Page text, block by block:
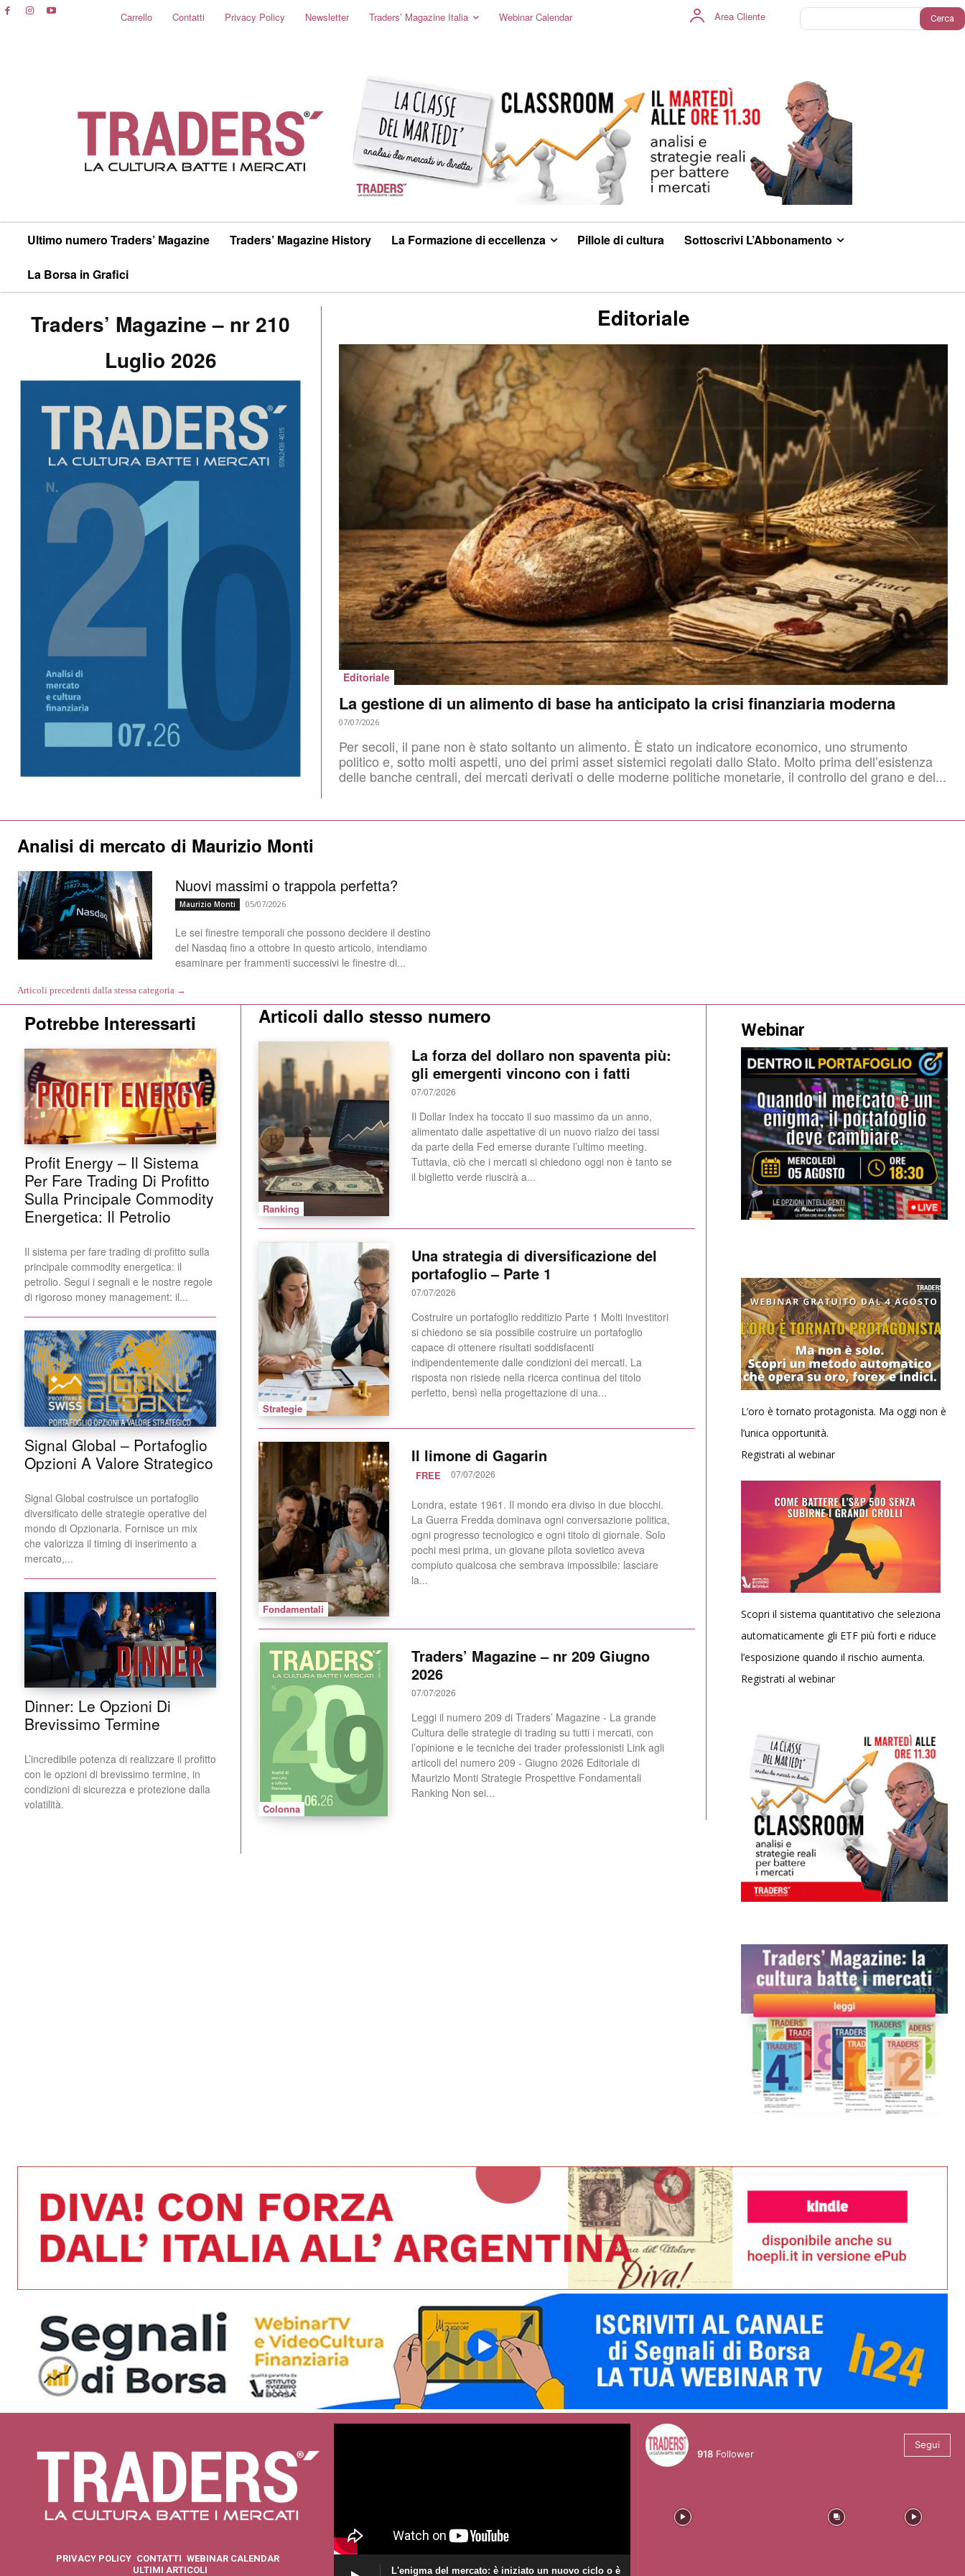
Carrello Contatti Privacy Policy Newsletter Traders’ Magazine Italia Webinar Calendar Area Cliente Cerca
Ultimo numero Traders’ Magazine Traders’ Magazine History La Formazione di eccellenza Pillole di cultura Sottoscrivi L’Abbonamento
La Borsa in Grafici
Traders’ Magazine – nr 210
Luglio 2026
Editoriale
Editoriale
La gestione di un alimento di base ha anticipato la crisi finanziaria moderna
07/07/2026
Per secoli, il pane non è stato soltanto un alimento. È stato un indicatore economico, uno strumento
politico e, sotto molti aspetti, uno dei primi asset sistemici regolati dallo Stato. Molto prima dell’esistenza
delle banche centrali, dei mercati derivati o delle moderne politiche monetarie, il controllo del grano e del...
Analisi di mercato di Maurizio Monti
Nuovi massimi o trappola perfetta?
Maurizio Monti 05/07/2026
Le sei finestre temporali che possono decidere il destino
del Nasdaq fino a ottobre In questo articolo, intendiamo
esaminare per frammenti successivi le finestre di...
Articoli precedenti dalla stessa categoria →
Potrebbe Interessarti
Profit Energy – Il Sistema
Per Fare Trading Di Profitto
Sulla Principale Commodity
Energetica: Il Petrolio
Il sistema per fare trading di profitto sulla
principale commodity energetica: il
petrolio. Segui i segnali e le nostre regole
di rigoroso money management: il...
Signal Global – Portafoglio
Opzioni A Valore Strategico
Signal Global costruisce un portafoglio
diversificato delle strategie operative del
mondo di Opzionaria. Fornisce un mix
che valorizza il timing di inserimento a
mercato,...
Dinner: Le Opzioni Di
Brevissimo Termine
L’incredibile potenza di realizzare il profitto
con le opzioni di brevissimo termine, in
condizioni di sicurezza e protezione dalla
volatilità.
Articoli dallo stesso numero
Ranking
La forza del dollaro non spaventa più:
gli emergenti vincono con i fatti
07/07/2026
Il Dollar Index ha toccato il suo massimo da un anno,
alimentato dalle aspettative di un nuovo rialzo dei tassi
da parte della Fed emerse durante l’ultimo meeting.
Tuttavia, ciò che i mercati si chiedono oggi non è tanto se
il biglietto verde riuscirà a...
Strategie
Una strategia di diversificazione del
portafoglio – Parte 1
07/07/2026
Costruire un portafoglio redditizio Parte 1 Molti investitori
si chiedono se sia possibile costruire un portafoglio
capace di ottenere risultati soddisfacenti
indipendentemente dalle condizioni dei mercati. La
risposta non risiede nella ricerca continua del titolo
perfetto, bensì nella progettazione di una...
Fondamentali
Il limone di Gagarin
FREE 07/07/2026
Londra, estate 1961. Il mondo era diviso in due blocchi.
La Guerra Fredda dominava ogni conversazione politica,
ogni progresso tecnologico e ogni titolo di giornale. Solo
pochi mesi prima, un giovane pilota sovietico aveva
compiuto qualcosa che sembrava impossibile: lasciare
la...
Colonna
Traders’ Magazine – nr 209 Giugno
2026
07/07/2026
Leggi il numero 209 di Traders’ Magazine - La grande
Cultura delle strategie di trading su tutti i mercati, con
l’opinione e le tecniche dei trader professionisti Link agli
articoli del numero 209 - Giugno 2026 Editoriale di
Maurizio Monti Strategie Prospettive Fondamentali
Ranking Non sei...
Webinar
L’oro è tornato protagonista. Ma oggi non è
l’unica opportunità.
Registrati al webinar
Scopri il sistema quantitativo che seleziona
automaticamente gli ETF più forti e riduce
l’esposizione quando il rischio aumenta.
Registrati al webinar
PRIVACY POLICY CONTATTI WEBINAR CALENDAR
ULTIMI ARTICOLI
L'enigma del mercato: è iniziato un nuovo ciclo o è
918 Follower
Segui